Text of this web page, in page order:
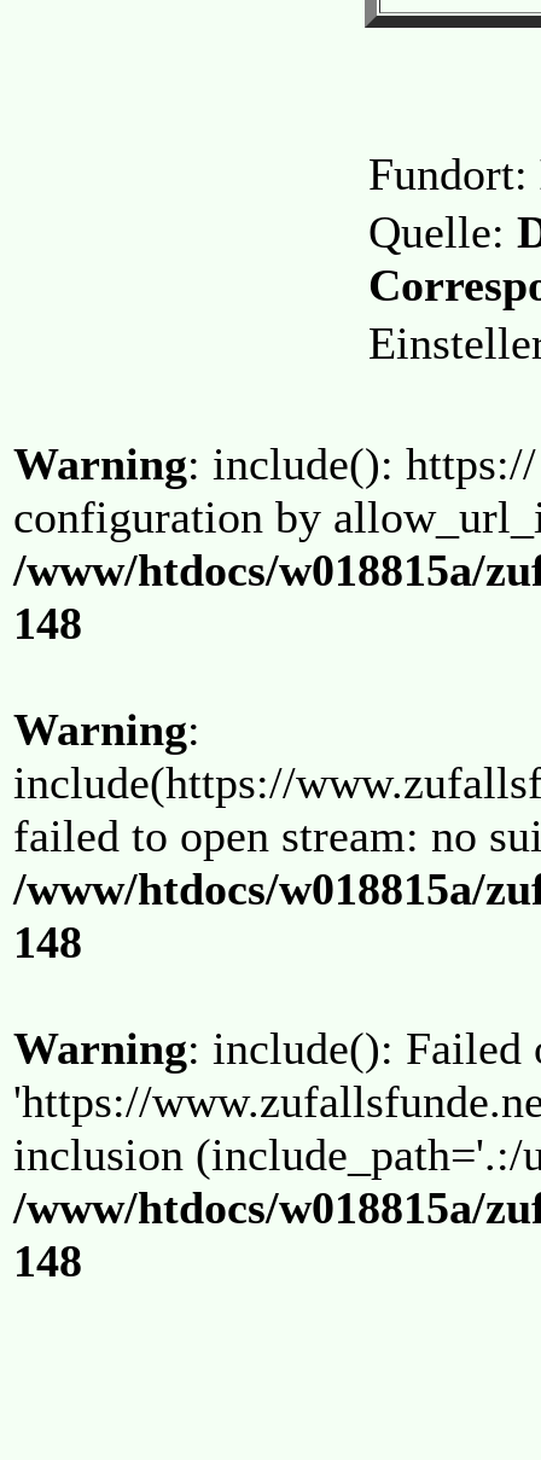
Fundort:
Quelle:
Warning: include():
configuration by
/www/htdocs/w018815a/
148
Warning:
include(https://
failed to open stream: no
/www/htdocs/w018815a/
148
Warning: include(): Failed
'https://
inclusion (include_path='.:/
/www/htdocs/w018815a/
148